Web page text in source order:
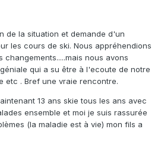
de la situation et demande d'un
les cours de ski. Nous appréhendions
nous avons
qui a su être à l'ecoute de notre
etc . Bref une vraie rencontre.
13 ans skie tous les ans avec
ensemble et moi je suis rassurée
(la maladie est à vie) mon fils a